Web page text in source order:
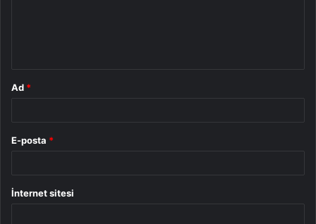
Ad *
E-posta *
İnternet sitesi